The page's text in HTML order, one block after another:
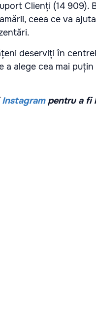
Clienți (14 909).
ceea ce va
deserviți în
alege cea mai puțin
Instagrampentru a fi